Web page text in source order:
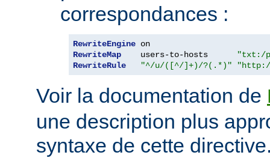
correspondances :
RewriteEngine
RewriteMap
    users-to-hosts
"txt:/
RewriteRule
"^/u/([^/]+)/?(.*)"
Voir la documentation de
une description plus
syntaxe de cette